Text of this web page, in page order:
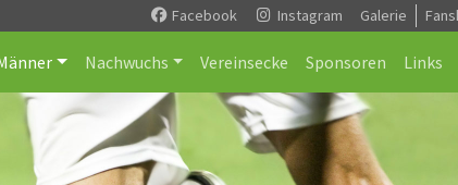
Facebook Instagram Galerie
Nachwuchs Vereinsecke Sponsoren Links